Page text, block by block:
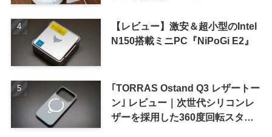
【レビュー】激安＆超小型のIntel
N150搭載ミニPC『NiPoGi E2』
｢TORRAS Ostand Q3 レザートー
ン｣ レビュー｜次世代シリコンレ
ザーを採用した360度回転スタン